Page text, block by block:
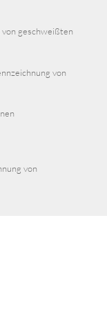
geschweißten
von
von